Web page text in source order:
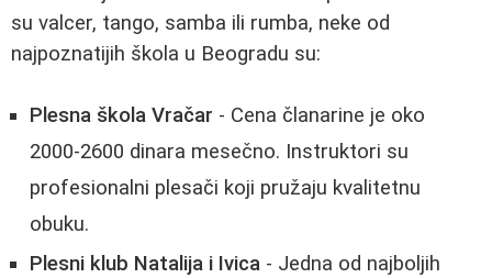
su valcer, tango, samba ili rumba, neke od
najpoznatijih škola u Beogradu su:
Plesna škola Vračar - Cena članarine je oko
2000-2600 dinara mesečno. Instruktori su
profesionalni plesači koji pružaju kvalitetnu
obuku.
Plesni klub Natalija i Ivica - Jedna od najboljih